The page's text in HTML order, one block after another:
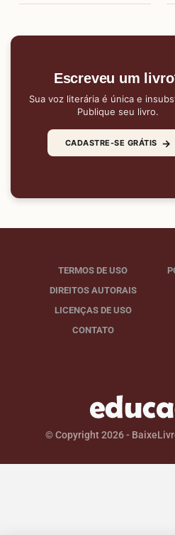
Escreveu um
Sua voz literária é única e
Publique seu livro.
CADASTRE-SE GRÁTIS →
TERMOS DE USO
DIREITOS AUTORAIS
LICENÇAS DE USO
CONTATO
© Copyright 2026 -